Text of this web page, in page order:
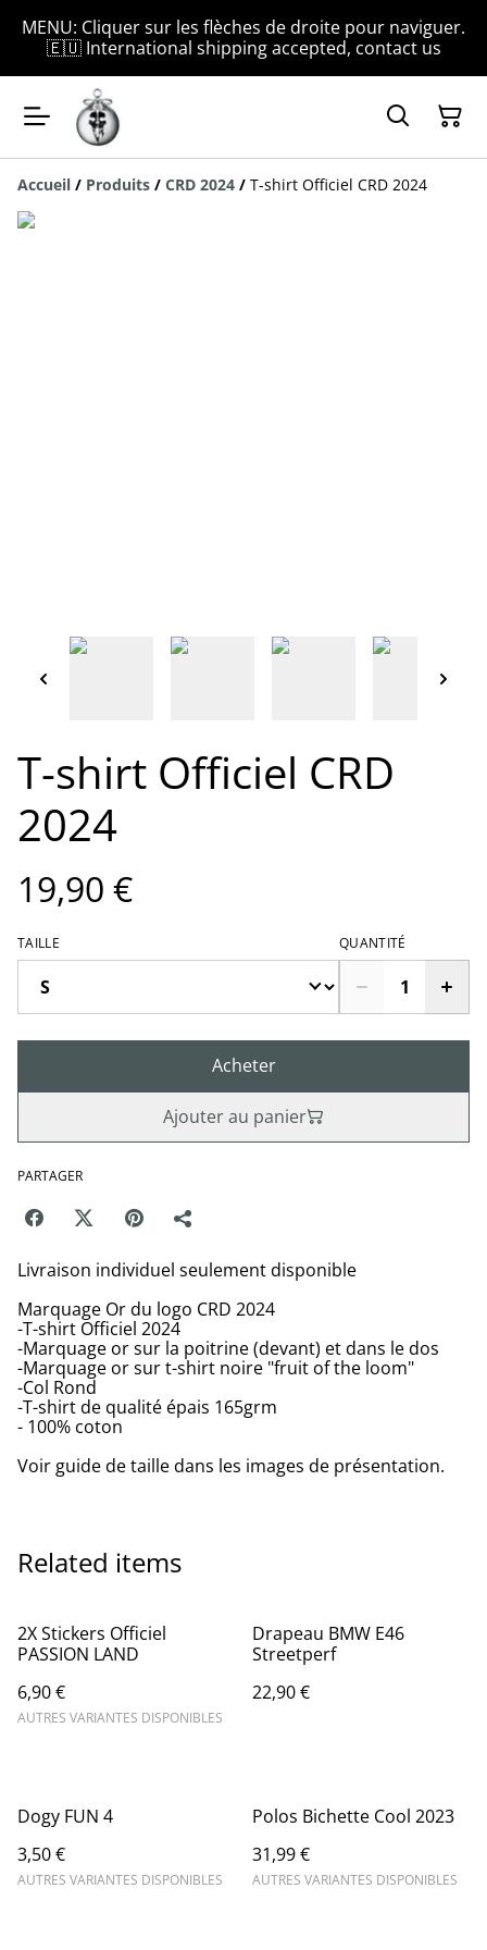
MENU: Cliquer sur les flèches de droite pour naviguer.
🇪🇺 International shipping accepted, contact us
Accueil / Produits / CRD 2024 / T-shirt Officiel CRD 2024
T-shirt Officiel CRD
2024
19,90 €
TAILLE QUANTITÉ
Acheter
Ajouter au panier
PARTAGER
Livraison individuel seulement disponible
Marquage Or du logo CRD 2024
-T-shirt Officiel 2024
-Marquage or sur la poitrine (devant) et dans le dos
-Marquage or sur t-shirt noire "fruit of the loom"
-Col Rond
-T-shirt de qualité épais 165grm
- 100% coton
Voir guide de taille dans les images de présentation.
Related items
2X Stickers Officiel
PASSION LAND
6,90 €
AUTRES VARIANTES DISPONIBLES
Drapeau BMW E46
Streetperf
22,90 €
Dogy FUN 4
3,50 €
AUTRES VARIANTES DISPONIBLES
Polos Bichette Cool 2023
31,99 €
AUTRES VARIANTES DISPONIBLES